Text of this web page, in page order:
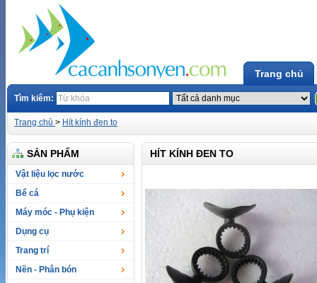
Trang chủ
Tìm kiêm:
Trang chủ > Hít kính đen to
SẢN PHẨM
Vật liệu lọc nước
Bể cá
Máy móc - Phụ kiện
Dụng cụ
Trang trí
Nền - Phân bón
HÍT KÍNH ĐEN TO